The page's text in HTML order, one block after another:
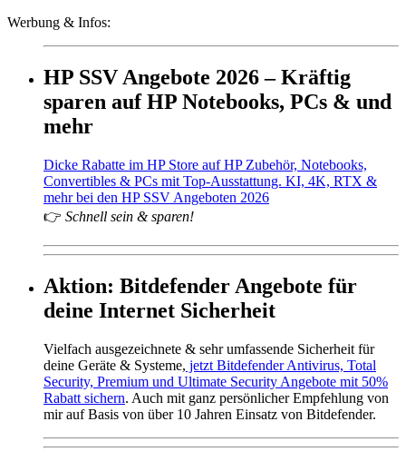
Werbung & Infos:
HP SSV Angebote 2026 – Kräftig
sparen auf HP Notebooks, PCs & und
mehr
Dicke Rabatte im HP Store auf HP Zubehör, Notebooks,
Convertibles & PCs mit Top-Ausstattung. KI, 4K, RTX &
mehr bei den HP SSV Angeboten 2026
👉 Schnell sein & sparen!
Aktion: Bitdefender Angebote für
deine Internet Sicherheit
Vielfach ausgezeichnete & sehr umfassende Sicherheit für
deine Geräte & Systeme, jetzt Bitdefender Antivirus, Total
Security, Premium und Ultimate Security Angebote mit 50%
Rabatt sichern. Auch mit ganz persönlicher Empfehlung von
mir auf Basis von über 10 Jahren Einsatz von Bitdefender.